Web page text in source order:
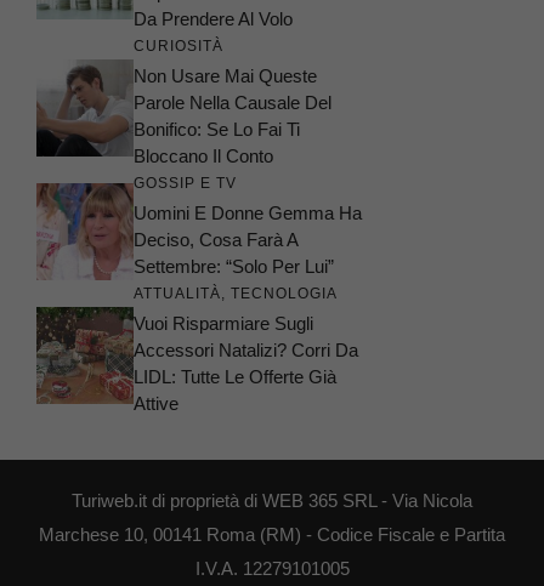
Da Prendere Al Volo
CURIOSITÀ
Non Usare Mai Queste
Parole Nella Causale Del
Bonifico: Se Lo Fai Ti
Bloccano Il Conto
GOSSIP E TV
Uomini E Donne Gemma Ha
Deciso, Cosa Farà A
Settembre: “Solo Per Lui”
ATTUALITÀ, TECNOLOGIA
Vuoi Risparmiare Sugli
Accessori Natalizi? Corri Da
LIDL: Tutte Le Offerte Già
Attive
Turiweb.it di proprietà di WEB 365 SRL - Via Nicola
Marchese 10, 00141 Roma (RM) - Codice Fiscale e Partita
I.V.A. 12279101005